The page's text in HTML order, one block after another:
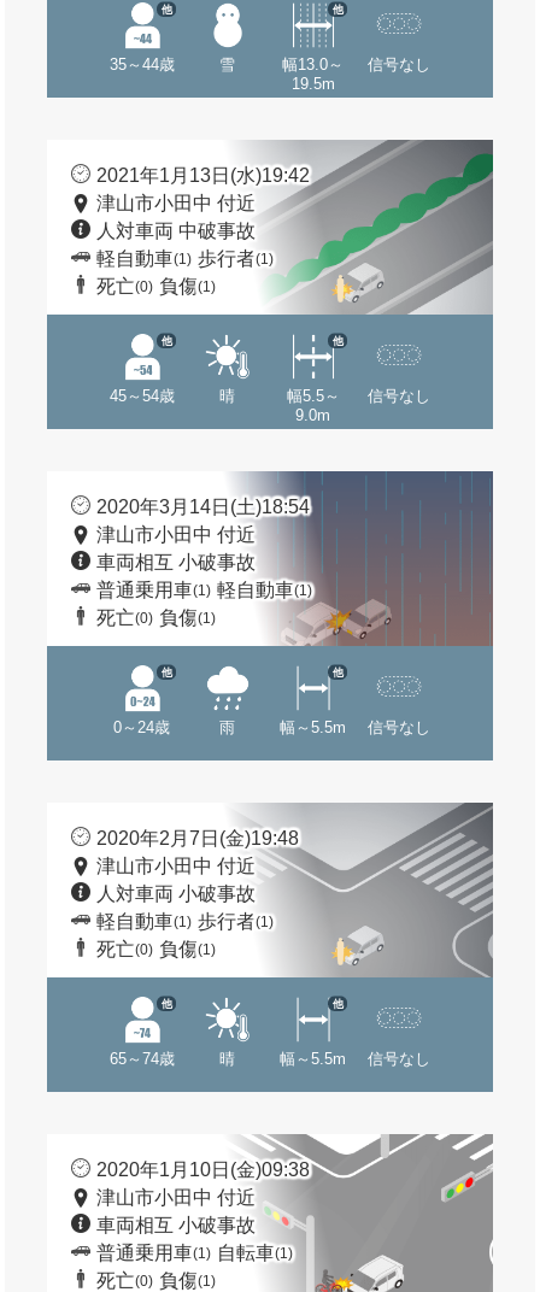
35～44歳
他
雪
幅13.0～
19.5m
他
信号なし
2021年1月13日(水)19:42
津山市小田中 付近
人対車両 中破事故
軽自動車(1) 歩行者(1)
死亡(0) 負傷(1)
45～54歳
他
晴
幅5.5～
9.0m
他
信号なし
2020年3月14日(土)18:54
津山市小田中 付近
車両相互 小破事故
普通乗用車(1) 軽自動車(1)
死亡(0) 負傷(1)
0～24歳
他
雨 幅～5.5m
他
信号なし
2020年2月7日(金)19:48
津山市小田中 付近
人対車両 小破事故
軽自動車(1) 歩行者(1)
死亡(0) 負傷(1)
65～74歳
他
晴 幅～5.5m
他
信号なし
2020年1月10日(金)09:38
津山市小田中 付近
車両相互 小破事故
普通乗用車(1) 自転車(1)
死亡(0) 負傷(1)